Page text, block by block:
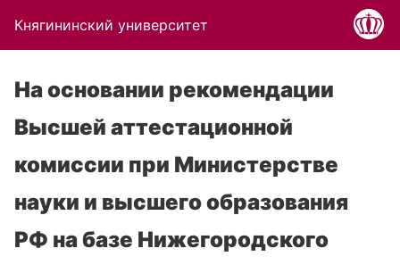
Княгининский университет
На основании рекомендации
Высшей аттестационной
комиссии при Министерстве
науки и высшего образования
РФ на базе Нижегородского